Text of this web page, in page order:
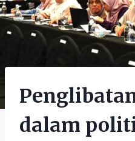
dalam